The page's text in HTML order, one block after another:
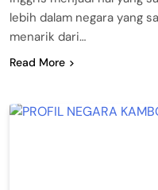
lebih dalam negara yang
menarik dari…
Read More